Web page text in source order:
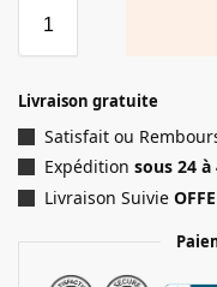
Livraison gratuite
Satisfait ou
Expédition sous 24 à
Livraison Suivie